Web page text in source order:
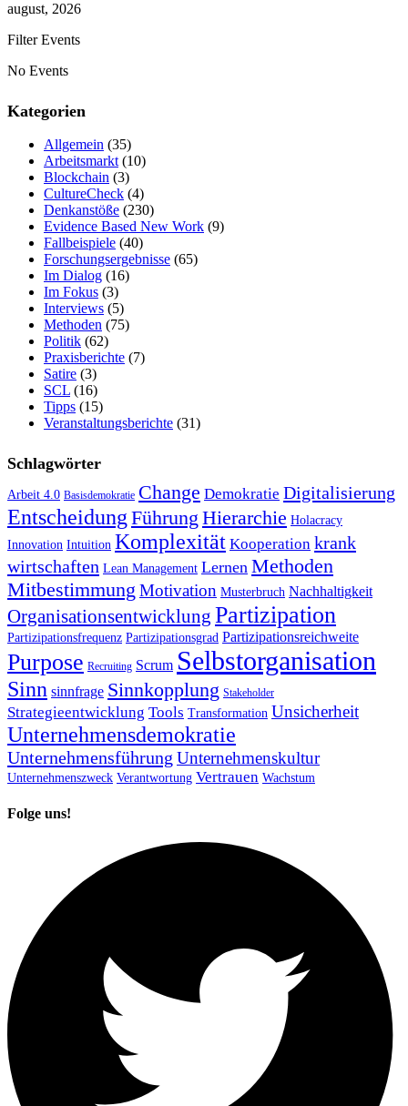
august, 2026
Filter Events
No Events
Kategorien
Allgemein (35)
Arbeitsmarkt (10)
Blockchain (3)
CultureCheck (4)
Denkanstöße (230)
Evidence Based New Work (9)
Fallbeispiele (40)
Forschungsergebnisse (65)
Im Dialog (16)
Im Fokus (3)
Interviews (5)
Methoden (75)
Politik (62)
Praxisberichte (7)
Satire (3)
SCL (16)
Tipps (15)
Veranstaltungsberichte (31)
Schlagwörter
Arbeit 4.0 Basisdemokratie Change Demokratie Digitalisierung
Entscheidung Führung Hierarchie Holacracy
Innovation Intuition Komplexität Kooperation krank
wirtschaften Lean Management Lernen Methoden
Mitbestimmung Motivation Musterbruch Nachhaltigkeit
Organisationsentwicklung Partizipation
Partizipationsfrequenz Partizipationsgrad Partizipationsreichweite
Purpose Recruiting Scrum Selbstorganisation
Sinn sinnfrage Sinnkopplung Stakeholder
Strategieentwicklung Tools Transformation Unsicherheit
Unternehmensdemokratie
Unternehmensführung Unternehmenskultur
Unternehmenszweck Verantwortung Vertrauen Wachstum
Folge uns!